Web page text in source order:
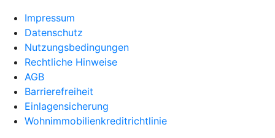
Impressum
Datenschutz
Nutzungsbedingungen
Rechtliche Hinweise
AGB
Barrierefreiheit
Einlagensicherung
Wohnimmobilienkreditrichtlinie